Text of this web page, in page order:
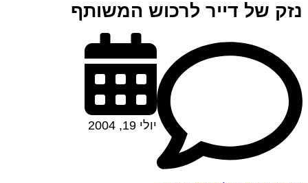
נזק של דייר לרכוש המשותף
יולי 19, 2004